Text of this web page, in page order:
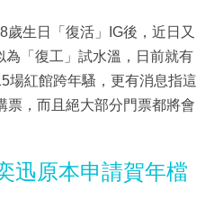
生日「復活」IG後，近日又
「復工」試水溫，日前就有
場紅館跨年騷，更有消息指這
票，而且絕大部分門票都將會
迅原本申請賀年檔